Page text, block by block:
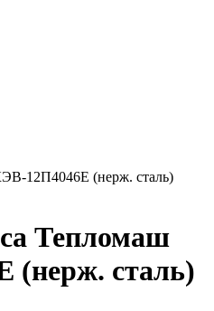
12П4046E (нерж. сталь)
Тепломаш
(нерж. сталь)